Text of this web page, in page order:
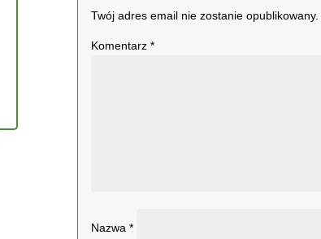
Twój adres email nie zostanie opublikowany.
Komentarz *
Nazwa *